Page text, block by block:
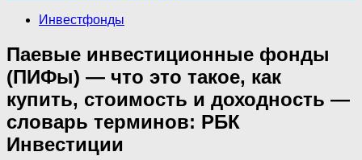
Инвестфонды
Паевые инвестиционные фонды
(ПИФы) — что это такое, как
купить, стоимость и доходность —
словарь терминов: РБК
Инвестиции